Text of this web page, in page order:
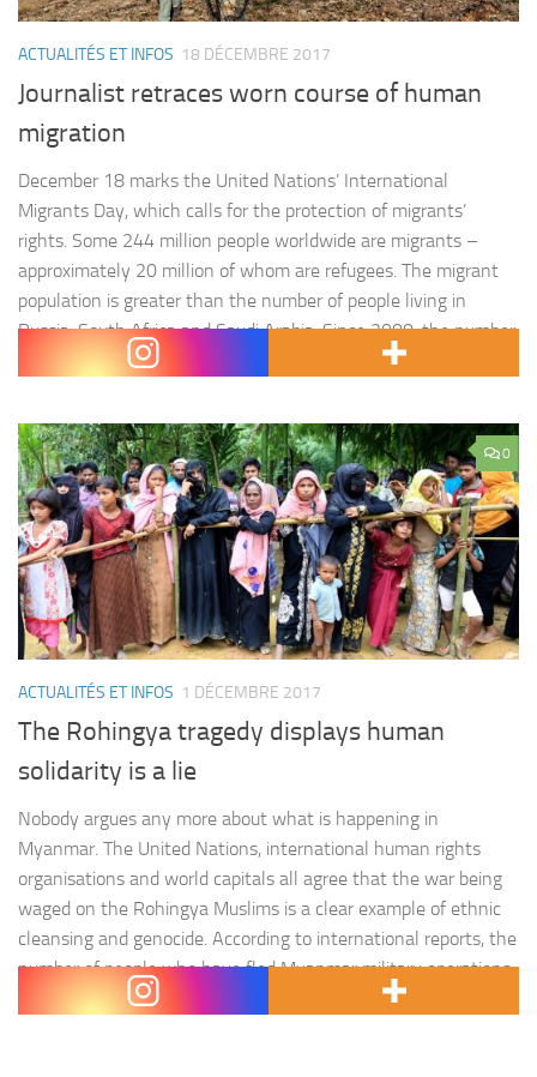
ACTUALITÉS ET INFOS 18 DÉCEMBRE 2017
Journalist retraces worn course of human
migration
December 18 marks the United Nations’ International
Migrants Day, which calls for the protection of migrants’
rights. Some 244 million people worldwide are migrants –
approximately 20 million of whom are refugees. The migrant
population is greater than the number of people living in
Russia, South Africa and Saudi Arabia. Since 2000, the number
0
ACTUALITÉS ET INFOS 1 DÉCEMBRE 2017
The Rohingya tragedy displays human
solidarity is a lie
Nobody argues any more about what is happening in
Myanmar. The United Nations, international human rights
organisations and world capitals all agree that the war being
waged on the Rohingya Muslims is a clear example of ethnic
cleansing and genocide. According to international reports, the
number of people who have fled Myanmar military operations